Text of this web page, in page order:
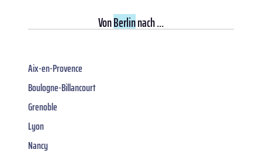
VonBerlinnach ...
Aix-en-Provence
Boulogne-Billancourt
Grenoble
Lyon
Nancy